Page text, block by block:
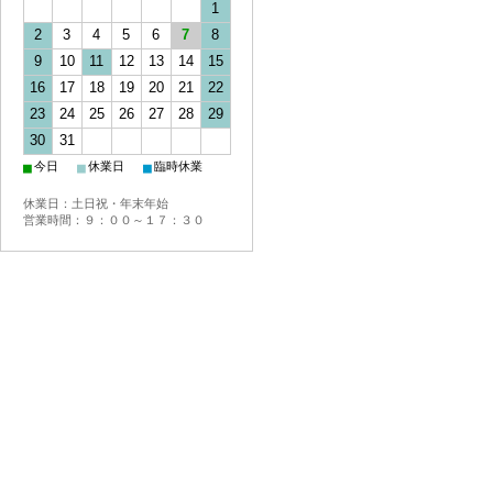
1
2
3 4 5 6 7
8
9
10 11 12 13 14
15
16
17 18 19 20 21
22
23
24 25 26 27 28
29
30
31
■今日 ■休業日 ■臨時休業
休業日：土日祝・年末年始
営業時間：９：００～１７：３０